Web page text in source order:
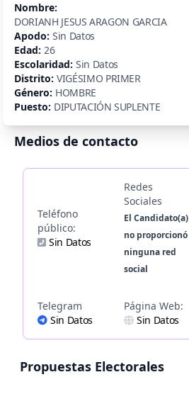
Nombre:
DORIANH JESUS ARAGON GARCIA
Apodo: Sin Datos
Edad: 26
Escolaridad: Sin Datos
Distrito: VIGÉSIMO PRIMER
Género: HOMBRE
Puesto: DIPUTACIÓN SUPLENTE
Medios de contacto
Teléfono
público:
Sin Datos
Redes
Sociales
El Candidato(a)
no proporcionó
ninguna red
social
Telegram
Sin Datos
Página Web:
Sin Datos
Propuestas Electorales